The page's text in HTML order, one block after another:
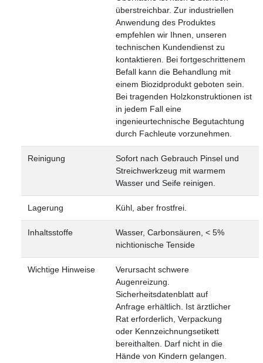
überstreichbar. Zur industriellen
Anwendung des Produktes
empfehlen wir Ihnen, unseren
technischen Kundendienst zu
kontaktieren. Bei fortgeschrittenem
Befall kann die Behandlung mit
einem Biozidprodukt geboten sein.
Bei tragenden Holzkonstruktionen ist
in jedem Fall eine
ingenieurtechnische Begutachtung
durch Fachleute vorzunehmen.
Reinigung
Sofort nach Gebrauch Pinsel und
Streichwerkzeug mit warmem
Wasser und Seife reinigen.
Lagerung Kühl, aber frostfrei.
Inhaltsstoffe
Wasser, Carbonsäuren, < 5%
nichtionische Tenside
Wichtige Hinweise
Verursacht schwere
Augenreizung.
Sicherheitsdatenblatt auf
Anfrage erhältlich. Ist ärztlicher
Rat erforderlich, Verpackung
oder Kennzeichnungsetikett
bereithalten. Darf nicht in die
Hände von Kindern gelangen.